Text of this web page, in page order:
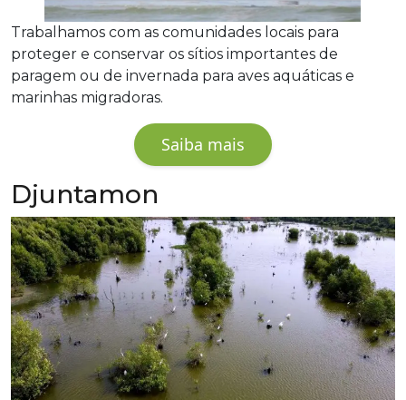
Trabalhamos com as comunidades locais para
proteger e conservar os sítios importantes de
paragem ou de invernada para aves aquáticas e
marinhas migradoras.
Saiba mais
Djuntamon